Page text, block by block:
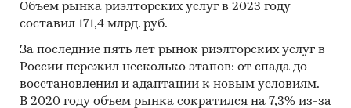
Объем рынка риэлторских услуг в 2023 году
составил 171,4 млрд. руб.
За последние пять лет рынок риэлторских услуг в
России пережил несколько этапов: от спада до
восстановления и адаптации к новым условиям.
В 2020 году объем рынка сократился на 7,3% из-за